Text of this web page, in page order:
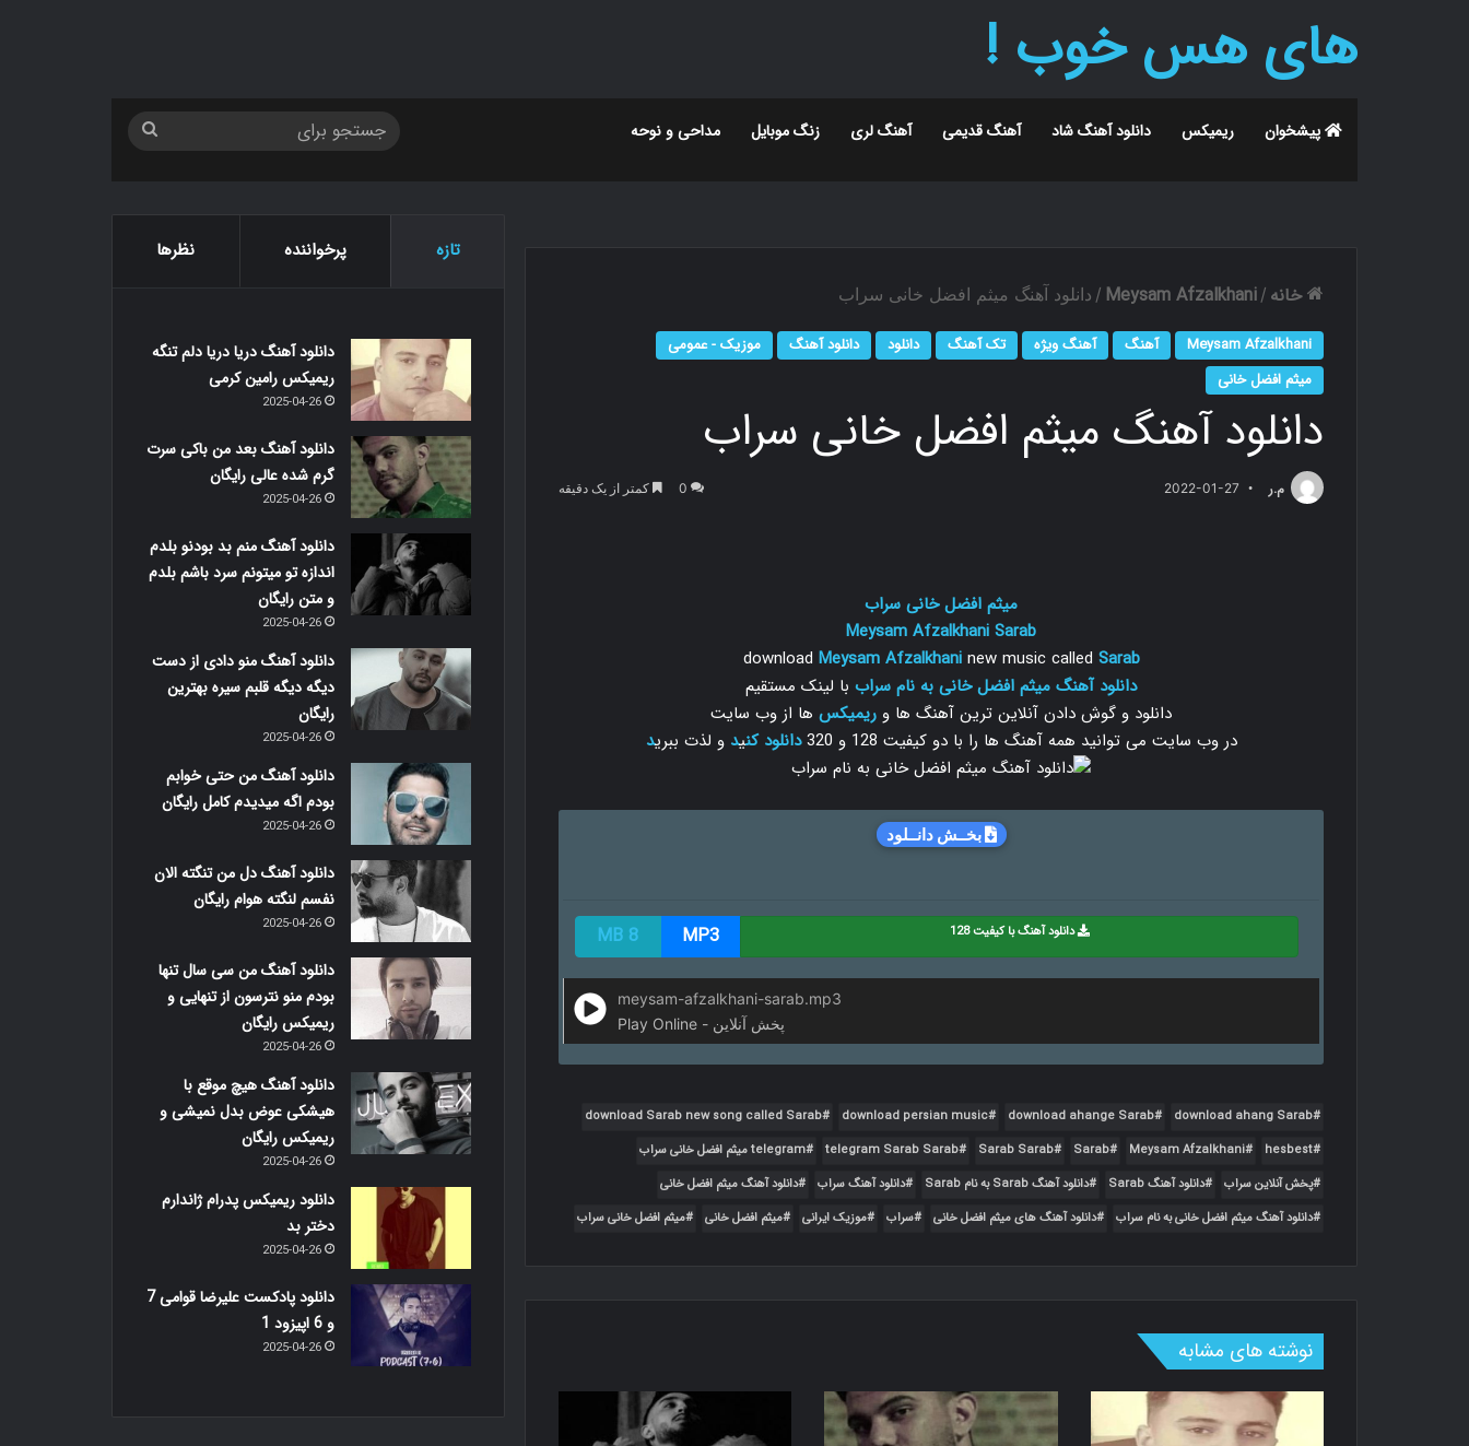
های هس خوب !
پیشخوان ریمیکس دانلود آهنگ شاد آهنگ قدیمی آهنگ لری زنگ موبایل مداحی و نوحه
خانه /
Meysam Afzalkhani
/ دانلود آهنگ میثم افضل خانی سراب
Meysam Afzalkhani آهنگ آهنگ ویژه تک آهنگ دانلود دانلود آهنگ
موزیک - عمومی
میثم افضل خانی
دانلود آهنگ میثم افضل خانی سراب
م.ر 2022-01-27
0 کمتر از یک دقیقه
میثم افضل خانی سراب
Meysam Afzalkhani Sarab
download Meysam Afzalkhaninew music called Sarab
دانلود آهنگ میثم افضل خانی به نام سراب با لینک مستقیم
دانلود و گوش دادن آنلاین ترین آهنگ ها و ریمیکس ها از وب سایت
در وب سایت می توانید همه آهنگ ها را با دو کیفیت 128 و 320
دانلود کنید و لذت ببرید
بخــش دانــلود
دانلود آهنگ با کیفیت 128 MP3
8 MB
meysam-afzalkhani-sarab.mp3
Play Online - پخش آنلاین
download ahang Sarab
download ahange Sarab
download persian music
download Sarab new song called Sarab
hesbest
Meysam Afzalkhani
Sarab
Sarab Sarab
telegram Sarab Sarab
telegram میثم افضل خانی سراب
پخش آنلاین سراب
دانلود آهنگ Sarab دانلود آهنگ Sarab به نام Sarab دانلود آهنگ سراب
دانلود آهنگ میثم افضل خانی
دانلود آهنگ میثم افضل خانی به نام سراب
دانلود آهنگ های میثم افضل خانی سراب موزیک ایرانی میثم افضل خانی میثم افضل خانی سراب
نوشته های مشابه
تازه پرخواننده نظرها
دانلود آهنگ دریا دریا دلم تنگه
ریمیکس رامین کرمی
2025-04-26
دانلود آهنگ بعد من باکی سرت
گرم شده عالی رایگان
2025-04-26
دانلود آهنگ منم بد بودنو بلدم
اندازه تو میتونم سرد باشم بلدم
و متن رایگان
2025-04-26
دانلود آهنگ منو دادی از دست
دیگه دیگه قلبم سیره بهترین
رایگان
2025-04-26
دانلود آهنگ من حتی خوابم
بودم اگه میدیدم کامل رایگان
2025-04-26
دانلود آهنگ دل من تنگته الان
نفسم لنگته هوام رایگان
2025-04-26
دانلود آهنگ من سی سال تنها
بودم منو نترسون از تنهایی و
ریمیکس رایگان
2025-04-26
دانلود آهنگ هیچ موقع با
هیشکی عوض بدل نمیشی و
ریمیکس رایگان
2025-04-26
دانلود ریمیکس پدرام ژاندارم
دختر بد
2025-04-26
دانلود پادکست علیرضا قوامی 7
و 6 اپیزود 1
2025-04-26